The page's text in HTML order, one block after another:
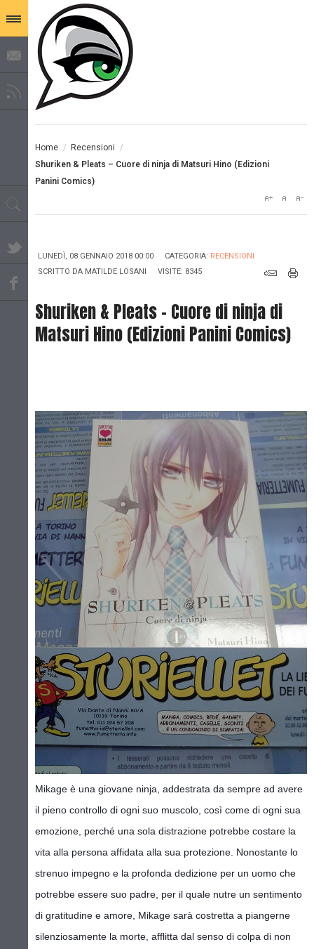
Home / Recensioni /
Shuriken & Pleats – Cuore di ninja di Matsuri Hino (Edizioni
Panini Comics)
LUNEDÌ, 08 GENNAIO 2018 00:00 CATEGORIA: RECENSIONI
SCRITTO DA MATILDE LOSANI VISITE: 8345
Shuriken & Pleats – Cuore di ninja di
Matsuri Hino (Edizioni Panini Comics)
Mikage è una giovane ninja, addestrata da sempre ad avere
il pieno controllo di ogni suo muscolo, così come di ogni sua
emozione, perché una sola distrazione potrebbe costare la
vita alla persona affidata alla sua protezione. Nonostante lo
strenuo impegno e la profonda dedizione per un uomo che
potrebbe essere suo padre, per il quale nutre un sentimento
di gratitudine e amore, Mikage sarà costretta a piangerne
silenziosamente la morte, afflitta dal senso di colpa di non